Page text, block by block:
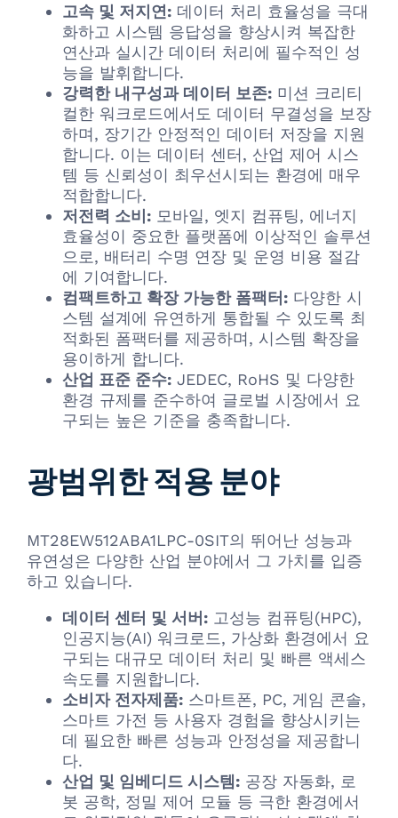
고속 및 저지연: 데이터 처리 효율성을 극대
화하고 시스템 응답성을 향상시켜 복잡한
연산과 실시간 데이터 처리에 필수적인 성
능을 발휘합니다.
강력한 내구성과 데이터 보존: 미션 크리티
컬한 워크로드에서도 데이터 무결성을 보장
하며, 장기간 안정적인 데이터 저장을 지원
합니다. 이는 데이터 센터, 산업 제어 시스
템 등 신뢰성이 최우선시되는 환경에 매우
적합합니다.
저전력 소비: 모바일, 엣지 컴퓨팅, 에너지
효율성이 중요한 플랫폼에 이상적인 솔루션
으로, 배터리 수명 연장 및 운영 비용 절감
에 기여합니다.
컴팩트하고 확장 가능한 폼팩터: 다양한 시
스템 설계에 유연하게 통합될 수 있도록 최
적화된 폼팩터를 제공하며, 시스템 확장을
용이하게 합니다.
산업 표준 준수: JEDEC, RoHS 및 다양한
환경 규제를 준수하여 글로벌 시장에서 요
구되는 높은 기준을 충족합니다.
광범위한 적용 분야
MT28EW512ABA1LPC-0SIT의 뛰어난 성능과
유연성은 다양한 산업 분야에서 그 가치를 입증
하고 있습니다.
데이터 센터 및 서버: 고성능 컴퓨팅(HPC),
인공지능(AI) 워크로드, 가상화 환경에서 요
구되는 대규모 데이터 처리 및 빠른 액세스
속도를 지원합니다.
소비자 전자제품: 스마트폰, PC, 게임 콘솔,
스마트 가전 등 사용자 경험을 향상시키는
데 필요한 빠른 성능과 안정성을 제공합니
다.
산업 및 임베디드 시스템: 공장 자동화, 로
봇 공학, 정밀 제어 모듈 등 극한 환경에서